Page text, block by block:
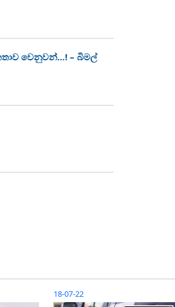
වෙනුවන්…! – බිමල්
18-07-22